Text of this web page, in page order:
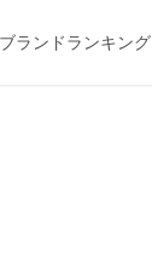
ブランドランキング